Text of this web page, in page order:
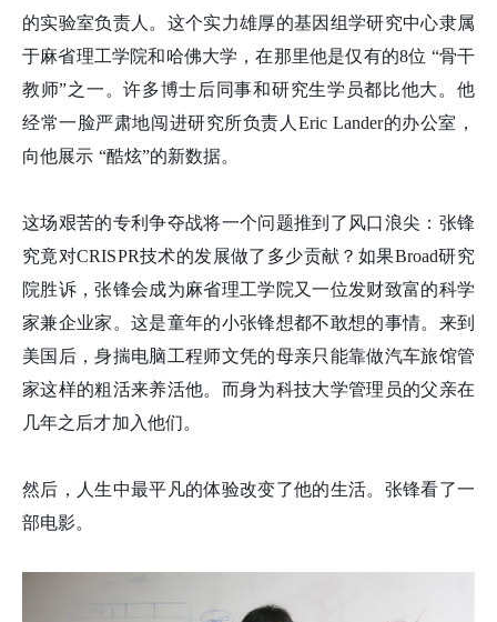
的实验室负责人。这个实力雄厚的基因组学研究中心隶属
于麻省理工学院和哈佛大学，在那里他是仅有的8位 “骨干
教师”之一。许多博士后同事和研究生学员都比他大。他
经常一脸严肃地闯进研究所负责人Eric Lander的办公室，
向他展示 “酷炫”的新数据。
这场艰苦的专利争夺战将一个问题推到了风口浪尖：张锋
究竟对CRISPR技术的发展做了多少贡献？如果Broad研究
院胜诉，张锋会成为麻省理工学院又一位发财致富的科学
家兼企业家。这是童年的小张锋想都不敢想的事情。来到
美国后，身揣电脑工程师文凭的母亲只能靠做汽车旅馆管
家这样的粗活来养活他。而身为科技大学管理员的父亲在
几年之后才加入他们。
然后，人生中最平凡的体验改变了他的生活。张锋看了一
部电影。